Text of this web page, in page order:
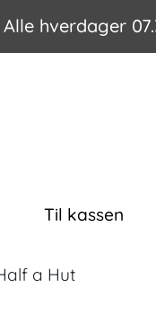
Alle hverdager
Til kassen
a Hut